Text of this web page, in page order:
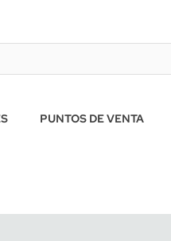
PUNTOS DE VENTA